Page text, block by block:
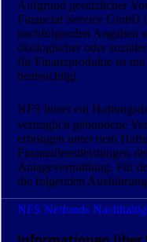
Aufgrund gesetzlicher
Financial Service GmbH
nachfolgenden Angaben
ökologischer oder
für Finanzprodukte ist
beabsichtigt.
NFS bietet ein
vertraglich gebundene
erbringen unter dem
Finanzdienstleistungen
Anlagevermittlung. Für
die folgenden
NFS Netfonds